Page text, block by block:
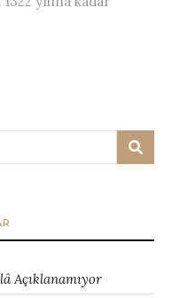
Açıklanamıyor